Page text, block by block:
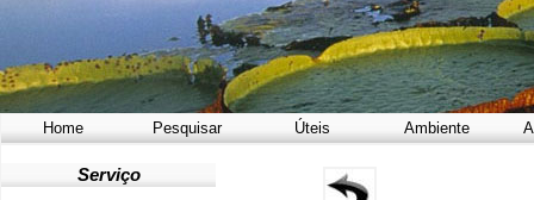
Home Pesquisar Úteis Ambiente
Serviço